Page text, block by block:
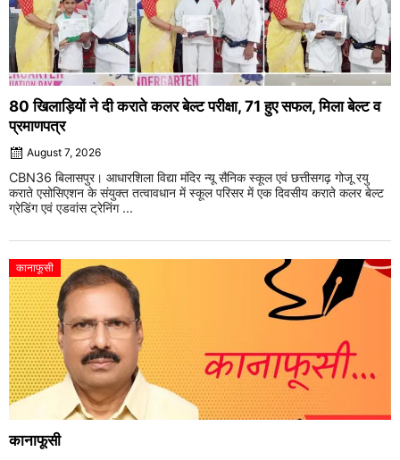
80 खिलाड़ियों ने दी कराते कलर बेल्ट परीक्षा, 71 हुए सफल, मिला बेल्ट व
प्रमाणपत्र
August 7, 2026
CBN36 बिलासपुर। आधारशिला विद्या मंदिर न्यू सैनिक स्कूल एवं छत्तीसगढ़ गोजू रयु
कराते एसोसिएशन के संयुक्त तत्वावधान में स्कूल परिसर में एक दिवसीय कराते कलर बेल्ट
ग्रेडिंग एवं एडवांस ट्रेनिंग ...
कानाफूसी
कानाफूसी